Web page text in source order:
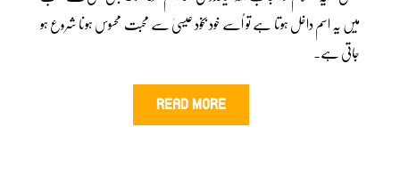
میں یہ اسم داخل ہوتا ہے تو اُسے خود بخود عیسیٰ سے محبت محسوس ہونا شروع ہو
جاتی ہے۔
READ MORE